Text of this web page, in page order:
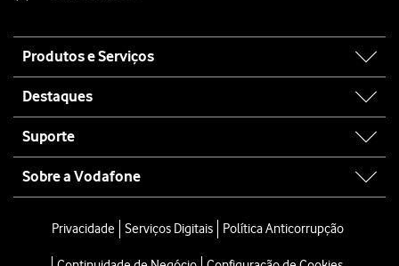
map
Produtos e Serviços
Destaques
Suporte
Sobre a Vodafone
Privacidade Serviços Digitais Política Anticorrupção